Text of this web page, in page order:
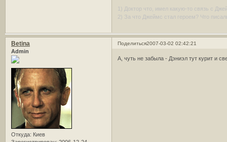
1) Доктор что, имел какую-то связь с
2) За что Джеймс стал героем? Что
Поделиться2007-03-02 02:42:21
Betina
Admin
Откуда: Киев
А, чуть не забыла - Дэниэл тут курит и